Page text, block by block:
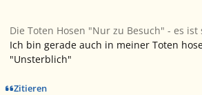
Die Toten Hosen "Nur zu Besuch" - es
Ich bin gerade auch in meiner Toten
"Unsterblich"
Zitieren